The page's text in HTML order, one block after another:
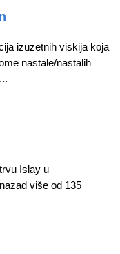
izuzetnih viskija koja
nastale/nastalih
Islay u
više od 135